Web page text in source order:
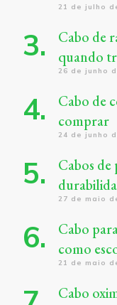
21 de julho
Cabo de
quando
26 de junho
Cabo de
comprar
24 de junho
Cabos
27 de maio
Cabo
como
21 de maio
Cabo